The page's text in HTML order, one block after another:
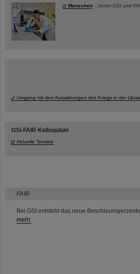
FAIR
Bei GSI entsteht das neue
mehr.
Menschen ...hinter GSI und
Umgang mit den Auswirkungen des Kriegs in der
GSI-FAIR Kolloquium
Aktuelle Termine